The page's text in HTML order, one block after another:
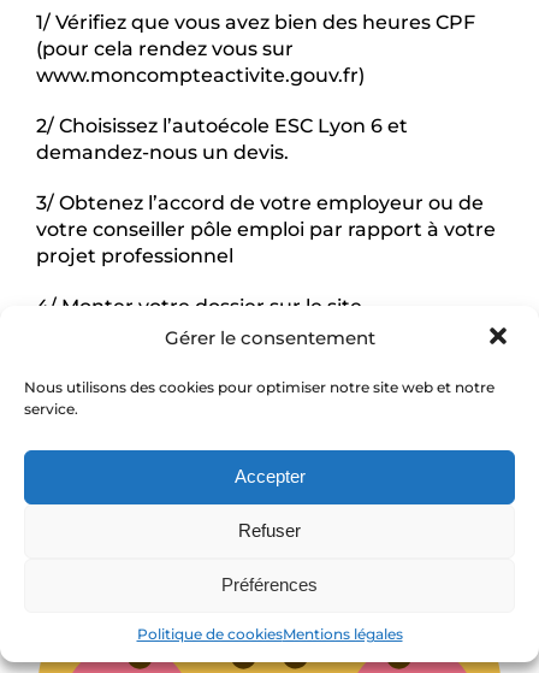
Gérer le consentement
Nous utilisons des cookies pour optimiser notre site web et notre
service.
Accepter
Refuser
Préférences
Politique de cookiesMentions légales
1/ Vérifiez que vous avez bien des heures CPF
(pour cela rendez vous sur
www.moncompteactivite.gouv.fr)
2/ Choisissez l’autoécole ESC Lyon 6 et
demandez-nous un devis.
3/ Obtenez l’accord de votre employeur ou de
votre conseiller pôle emploi par rapport à votre
projet professionnel
4/ Monter votre dossier sur le site
www.moncompteactivite.gouv.fr
5/ Finalisez votre dossier sur Uniformation